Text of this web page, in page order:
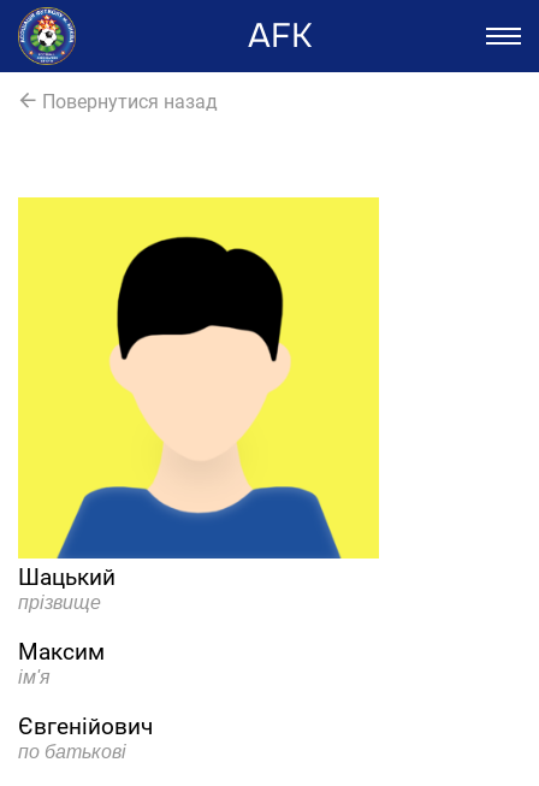
AFK
Повернутися назад
Шацький
прізвище
Максим
ім'я
Євгенійович
по батькові